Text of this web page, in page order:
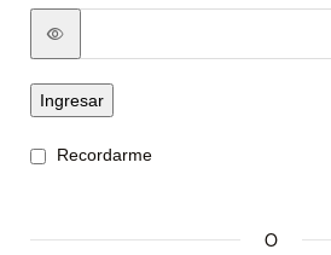
Ingresar
Recordarme
O